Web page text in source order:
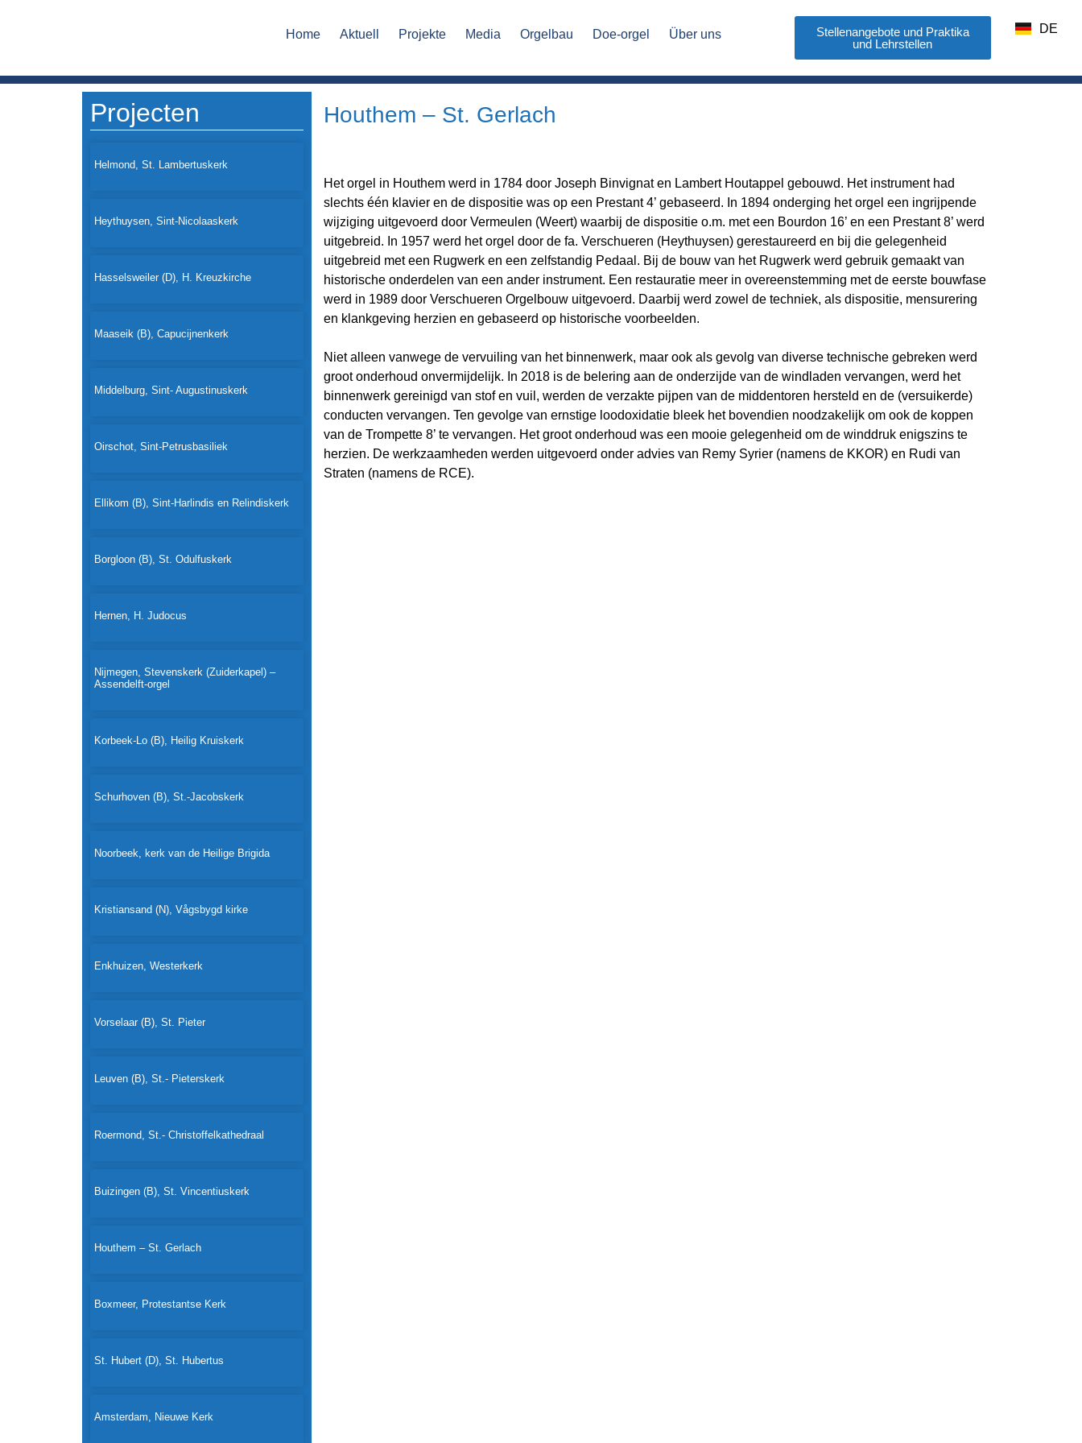
Home Aktuell Projekte Media Orgelbau Doe-orgel Über uns
Stellenangebote und Praktika
und Lehrstellen
DE
FR
Projecten
Helmond, St. Lambertuskerk
Heythuysen, Sint-Nicolaaskerk
Hasselsweiler (D), H. Kreuzkirche
Maaseik (B), Capucijnenkerk
Middelburg, Sint- Augustinuskerk
Oirschot, Sint-Petrusbasiliek
Ellikom (B), Sint-Harlindis en Relindiskerk
Borgloon (B), St. Odulfuskerk
Hernen, H. Judocus
Nijmegen, Stevenskerk (Zuiderkapel) –
Assendelft-orgel
Korbeek-Lo (B), Heilig Kruiskerk
Schurhoven (B), St.-Jacobskerk
Noorbeek, kerk van de Heilige Brigida
Kristiansand (N), Vågsbygd kirke
Enkhuizen, Westerkerk
Vorselaar (B), St. Pieter
Leuven (B), St.- Pieterskerk
Roermond, St.- Christoffelkathedraal
Buizingen (B), St. Vincentiuskerk
Houthem – St. Gerlach
Boxmeer, Protestantse Kerk
St. Hubert (D), St. Hubertus
Amsterdam, Nieuwe Kerk
Houthem – St. Gerlach
Het orgel in Houthem werd in 1784 door Joseph Binvignat en Lambert Houtappel gebouwd. Het instrument had
slechts één klavier en de dispositie was op een Prestant 4’ gebaseerd. In 1894 onderging het orgel een ingrijpende
wijziging uitgevoerd door Vermeulen (Weert) waarbij de dispositie o.m. met een Bourdon 16’ en een Prestant 8’ werd
uitgebreid. In 1957 werd het orgel door de fa. Verschueren (Heythuysen) gerestaureerd en bij die gelegenheid
uitgebreid met een Rugwerk en een zelfstandig Pedaal. Bij de bouw van het Rugwerk werd gebruik gemaakt van
historische onderdelen van een ander instrument. Een restauratie meer in overeenstemming met de eerste bouwfase
werd in 1989 door Verschueren Orgelbouw uitgevoerd. Daarbij werd zowel de techniek, als dispositie, mensurering
en klankgeving herzien en gebaseerd op historische voorbeelden.
Niet alleen vanwege de vervuiling van het binnenwerk, maar ook als gevolg van diverse technische gebreken werd
groot onderhoud onvermijdelijk. In 2018 is de belering aan de onderzijde van de windladen vervangen, werd het
binnenwerk gereinigd van stof en vuil, werden de verzakte pijpen van de middentoren hersteld en de (versuikerde)
conducten vervangen. Ten gevolge van ernstige loodoxidatie bleek het bovendien noodzakelijk om ook de koppen
van de Trompette 8’ te vervangen. Het groot onderhoud was een mooie gelegenheid om de winddruk enigszins te
herzien. De werkzaamheden werden uitgevoerd onder advies van Remy Syrier (namens de KKOR) en Rudi van
Straten (namens de RCE).